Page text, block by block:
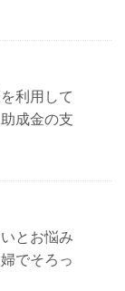
利用して
成金の支
とお悩み
でそろっ